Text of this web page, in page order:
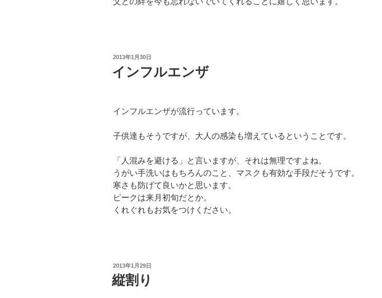
投
日:
2013年1月30日
インフルエンザ
インフルエンザが流行っています。
子供達もそうですが、大人の感染も増えているということです。
「人混みを避ける」と言いますが、それは無理ですよね。
うがい手洗いはもちろんのこと、マスクも有効な手段だそうです。
寒さも防げて良いかと思います。
ピークは来月初旬だとか。
くれぐれもお気をつけください。
投
稿
日:
2013年1月29日
縦割り